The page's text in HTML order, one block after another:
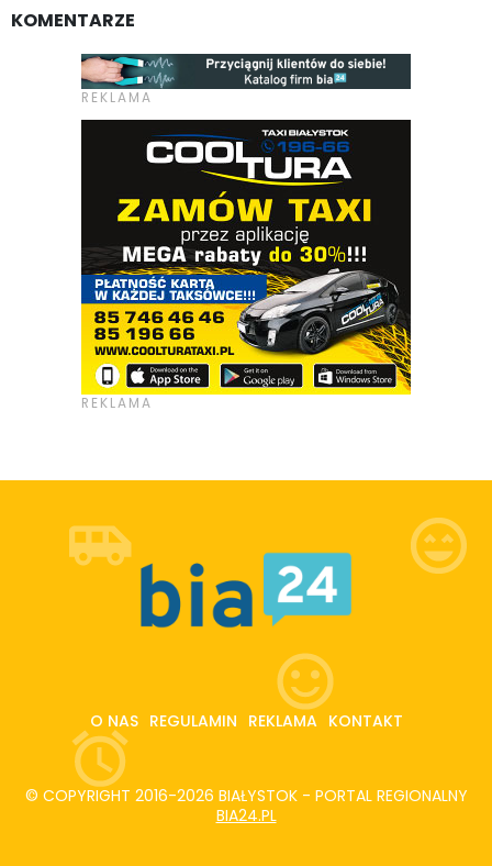
KOMENTARZE
O NAS REGULAMIN REKLAMA KONTAKT
© COPYRIGHT 2016-2026 BIAŁYSTOK - PORTAL REGIONALNY
BIA24.PL